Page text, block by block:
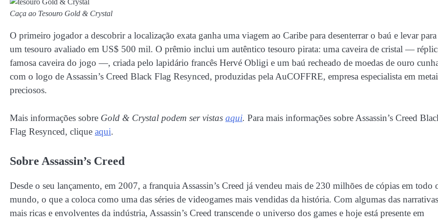
Caça ao Tesouro Gold & Crystal
O primeiro jogador a descobrir a localização exata ganha uma viagem ao Caribe para desenterrar o baú e levar para
um tesouro avaliado em US$ 500 mil. O prêmio inclui um autêntico tesouro pirata: uma caveira de cristal —
famosa caveira do jogo —, criada pelo lapidário francês Hervé Obligi e um baú recheado de moedas de ouro
com o logo de Assassin’s Creed Black Flag Resynced, produzidas pela AuCOFFRE, empresa especialista em
preciosos.
Mais informações sobre Gold & Crystal podem ser vistas aqui. Para mais informações sobre Assassin’s Creed
Flag Resynced, clique aqui.
Sobre Assassin’s Creed
Desde o seu lançamento, em 2007, a franquia Assassin’s Creed já vendeu mais de 230 milhões de cópias em todo
mundo, o que a coloca como uma das séries de videogames mais vendidas da história. Com algumas das narrativas
mais ricas e envolventes da indústria, Assassin’s Creed transcende o universo dos games e hoje está presente em